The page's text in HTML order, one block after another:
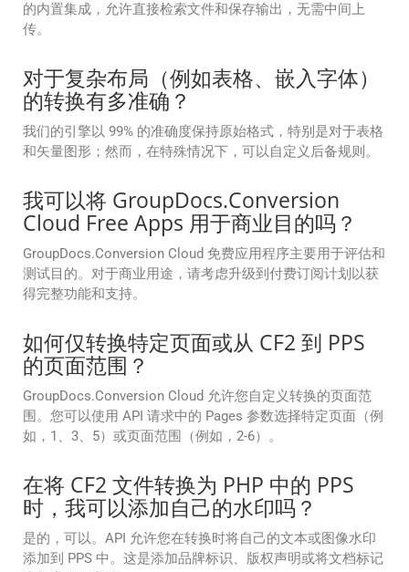
的内置集成，允许直接检索文件和保存输出，无需中间上
传。
对于复杂布局（例如表格、嵌入字体）
的转换有多准确？
我们的引擎以 99% 的准确度保持原始格式，特别是对于表格
和矢量图形；然而，在特殊情况下，可以自定义后备规则。
我可以将 GroupDocs.Conversion
Cloud Free Apps 用于商业目的吗？
GroupDocs.Conversion Cloud 免费应用程序主要用于评估和
测试目的。对于商业用途，请考虑升级到付费订阅计划以获
得完整功能和支持。
如何仅转换特定页面或从 CF2 到 PPS
的页面范围？
GroupDocs.Conversion Cloud 允许您自定义转换的页面范
围。您可以使用 API 请求中的 Pages 参数选择特定页面（例
如，1、3、5）或页面范围（例如，2-6）。
在将 CF2 文件转换为 PHP 中的 PPS
时，我可以添加自己的水印吗？
是的，可以。API 允许您在转换时将自己的文本或图像水印
添加到 PPS 中。这是添加品牌标识、版权声明或将文档标记